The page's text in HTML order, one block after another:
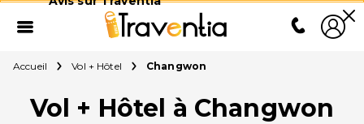
Accueil Vol + Hôtel Changwon
Vol + Hôtel à Changwon